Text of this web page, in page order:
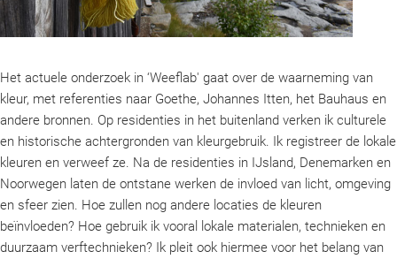
Het actuele onderzoek in ‘Weeflab' gaat over de waarneming van
kleur, met referenties naar Goethe, Johannes Itten, het Bauhaus en
andere bronnen. Op residenties in het buitenland verken ik culturele
en historische achtergronden van kleurgebruik. Ik registreer de lokale
kleuren en verweef ze. Na de residenties in IJsland, Denemarken en
Noorwegen laten de ontstane werken de invloed van licht, omgeving
en sfeer zien. Hoe zullen nog andere locaties de kleuren
beïnvloeden? Hoe gebruik ik vooral lokale materialen, technieken en
duurzaam verftechnieken? Ik pleit ook hiermee voor het belang van